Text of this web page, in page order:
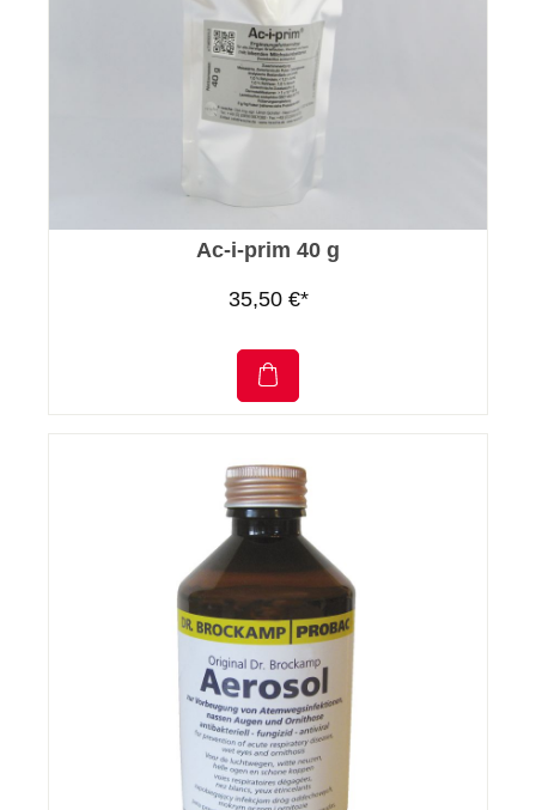
Ac-i-prim 40 g
35,50 €*